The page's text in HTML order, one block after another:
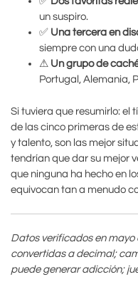
un suspiro.
✅ Una tercera en
siempre con una
⚠ Un grupo de
Portugal, Alemania,
Si tuviera que resumirlo: el
de las cinco primeras de
y talento, son las mejor
tendrían que dar su mejor
que ninguna ha hecho en
equivocan tan a menudo
Datos verificados en mayo
convertidas a decimal;
puede generar adicción;